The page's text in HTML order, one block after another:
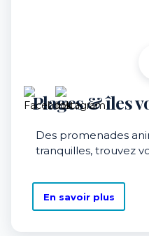
Plages & îles
Des promenades
tranquilles, trouvez
En savoir plus